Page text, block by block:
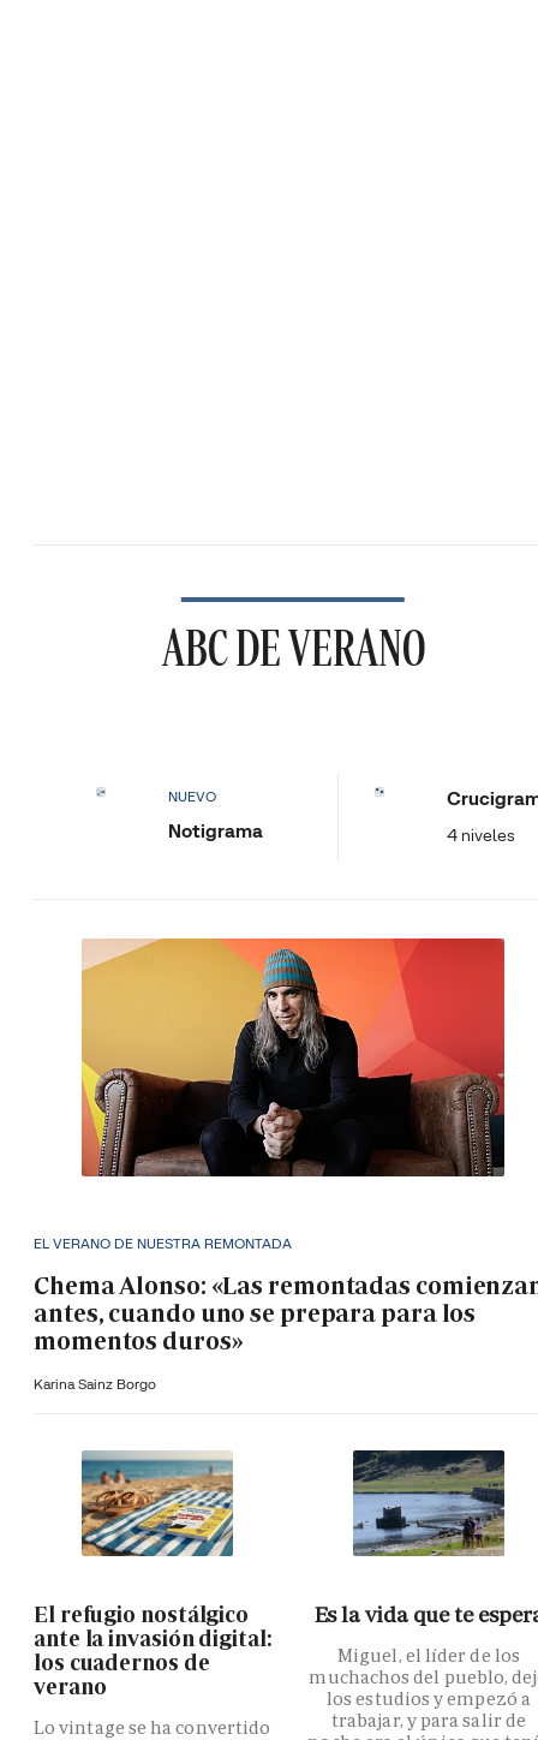
ABC DE VERANO
NUEVO
Notigrama 4 niveles
EL VERANO DE NUESTRA REMONTADA
Chema Alonso: «Las remontadas
antes, cuando uno se prepara para los
momentos duros»
Karina Sainz Borgo
El refugio nostálgico
ante la invasión digital:
los cuadernos de
verano
Lo vintage se ha convertido
Es la vida que te
Miguel, el líder de los
muchachos del pueblo,
los estudios y empezó a
trabajar, y para salir de